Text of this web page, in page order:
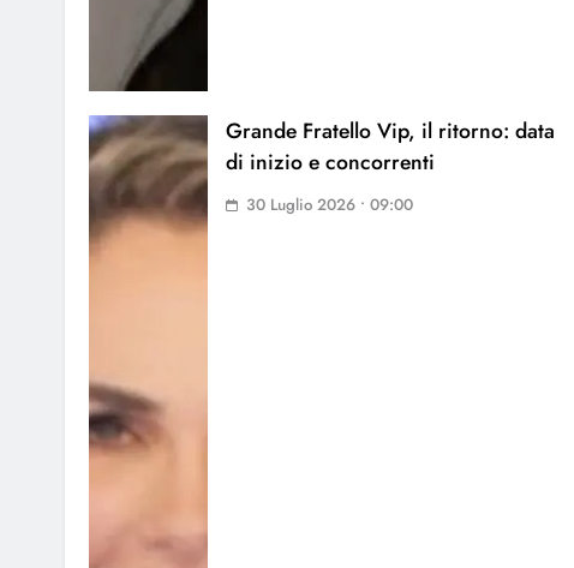
Grande Fratello Vip, il ritorno: data
di inizio e concorrenti
30 Luglio 2026 • 09:00